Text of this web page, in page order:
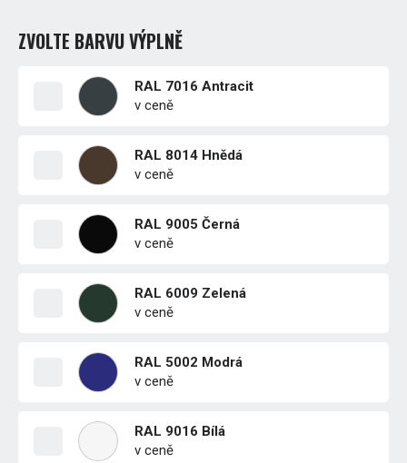
ZVOLTE BARVU VÝPLNĚ
RAL 7016 Antracit
v ceně
RAL 8014 Hnědá
v ceně
RAL 9005 Černá
v ceně
RAL 6009 Zelená
v ceně
RAL 5002 Modrá
v ceně
RAL 9016 Bílá
v ceně